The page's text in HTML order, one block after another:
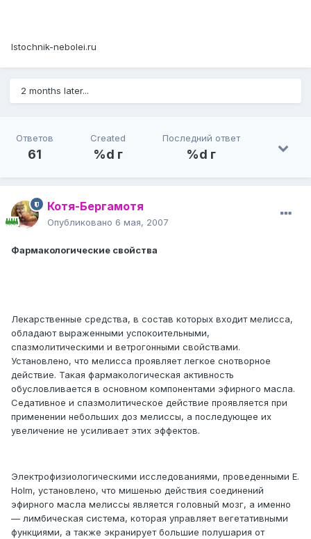
Istochnik-nebolei.ru
2 months later...
Ответов
61
Created
%d г
Последний ответ
%d г
Котя-Бергамотя
Опубликовано 6 мая, 2007
Фармакологические свойства
Лекарственные средства, в состав которых входит мелисса,
обладают выраженными успокоительными,
спазмолитическими и ветрогонными свойствами.
Установлено, что мелисса проявляет легкое снотворное
действие. Такая фармакологическая активность
обусловливается в основном компонентами эфирного масла.
Седативное и спазмолитическое действие проявляется при
применении небольших доз мелиссы, а последующее их
увеличение не усиливает этих эффектов.
Электрофизиологическими исследованиями, проведенными E.
Holm, установлено, что мишенью действия соединений
эфирного масла мелиссы является головный мозг, а именно
— лимбическая система, которая управляет вегетативными
функциями, а также экранирует большие полушария от